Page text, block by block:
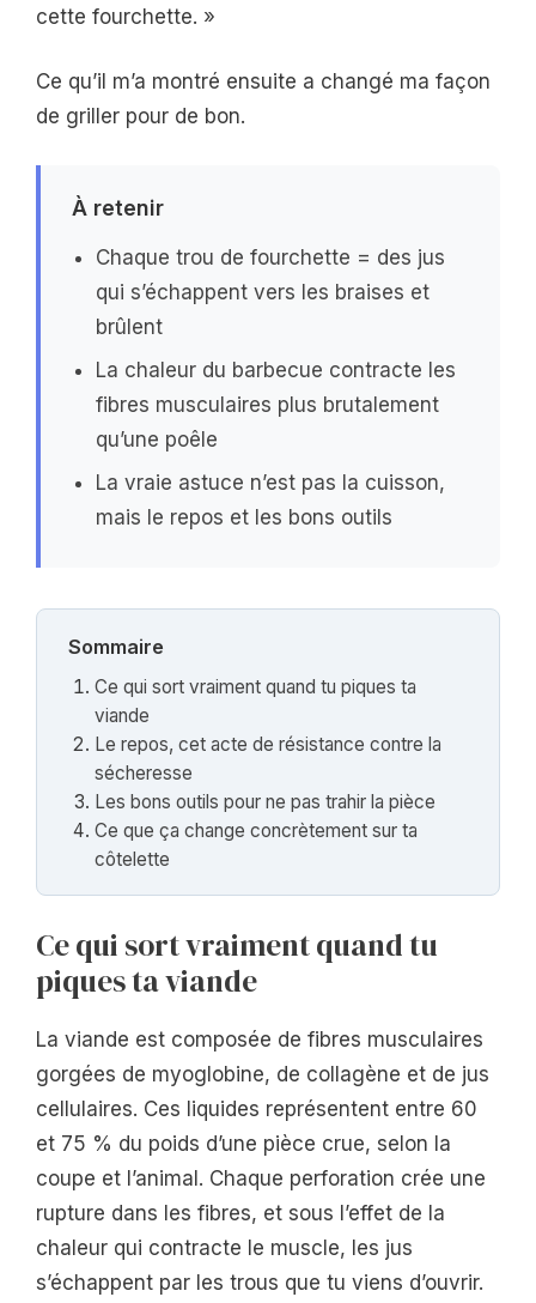
cette fourchette. »
Ce qu’il m’a montré ensuite a changé ma façon
de griller pour de bon.
À retenir
Chaque trou de fourchette = des jus
qui s’échappent vers les braises et
brûlent
La chaleur du barbecue contracte les
fibres musculaires plus brutalement
qu’une poêle
La vraie astuce n’est pas la cuisson,
mais le repos et les bons outils
Sommaire
Ce qui sort vraiment quand tu piques ta
viande
Le repos, cet acte de résistance contre la
sécheresse
Les bons outils pour ne pas trahir la pièce
Ce que ça change concrètement sur ta
côtelette
Ce qui sort vraiment quand tu
piques ta viande
La viande est composée de fibres musculaires
gorgées de myoglobine, de collagène et de jus
cellulaires. Ces liquides représentent entre 60
et 75 % du poids d’une pièce crue, selon la
coupe et l’animal. Chaque perforation crée une
rupture dans les fibres, et sous l’effet de la
chaleur qui contracte le muscle, les jus
s’échappent par les trous que tu viens d’ouvrir.